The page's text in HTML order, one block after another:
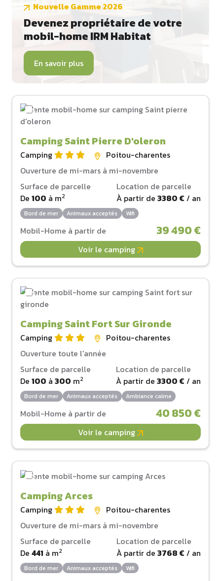
Nouvelle Gamme 2026
Devenez propriétaire de votre
mobil-home IRM Habitat
En savoir plus
Camping Saint Pierre D'oleron
Camping
Poitou-charentes
Ouverture de mi-mars à mi-novembre
Surface de parcelle
De 100 à m2
Location de parcelle
À partir de 3380 € / an
Bord de mer Animaux acceptés Wifi
Mobil-Home à partir de 39 490 €
Voir le camping
Camping Saint Fort Sur Gironde
Camping
Poitou-charentes
Ouverture toute l'année
Surface de parcelle
De 100 à 300 m2
Location de parcelle
À partir de 3300 € / an
Bord de mer Animaux acceptés Ambiance calme
Mobil-Home à partir de 40 850 €
Voir le camping
Camping Arces
Camping
Poitou-charentes
Ouverture de mi-mars à mi-novembre
Surface de parcelle
De 441 à m2
Location de parcelle
À partir de 3768 € / an
Bord de mer Animaux acceptés Wifi